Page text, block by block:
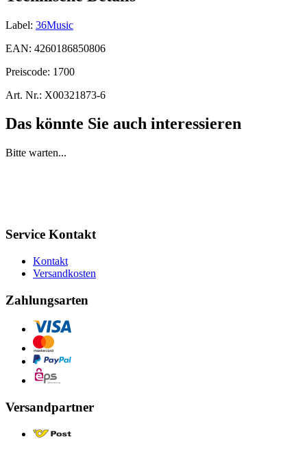
Label: 36Music
EAN: 4260186850806
Preiscode: 1700
Art. Nr.: X00321873-6
Das könnte Sie auch interessieren
Bitte warten...
Service Kontakt
Kontakt
Versandkosten
Zahlungsarten
Versandpartner